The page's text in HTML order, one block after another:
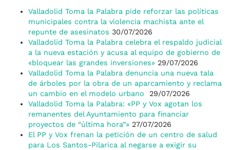
Valladolid Toma la Palabra pide reforzar las políticas
municipales contra la violencia machista ante el
repunte de asesinatos 30/07/2026
Valladolid Toma la Palabra celebra el respaldo judicial
a la nueva estación y acusa al equipo de gobierno de
«bloquear las grandes inversiones» 29/07/2026
Valladolid Toma la Palabra denuncia una nueva tala
de árboles por la obra de un aparcamiento y reclama
un cambio en el modelo urbano
29/07/2026
Valladolid Toma la Palabra: «PP y Vox agotan los
remanentes del Ayuntamiento para financiar
proyectos de “última hora”» 27/07/2026
El PP y Vox frenan la petición de un centro de salud
para Los Santos-Pilarica al negarse a exigir su